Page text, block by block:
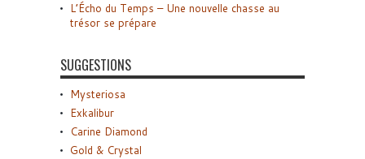
L’Écho du Temps – Une nouvelle chasse au
trésor se prépare
SUGGESTIONS
Mysteriosa
Exkalibur
Carine Diamond
Gold & Crystal